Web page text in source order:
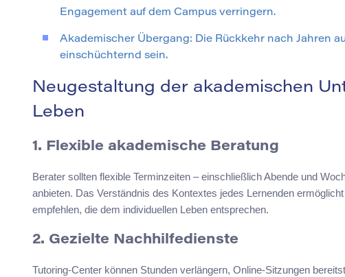
Engagement auf dem Campus verringern.
Akademischer Übergang: Die Rückkehr nach Jahren
einschüchternd sein.
Neugestaltung der akademischen
Leben
1. Flexible akademische Beratung
Berater sollten flexible Terminzeiten – einschließlich Abende und
anbieten. Das Verständnis des Kontextes jedes Lernenden
empfehlen, die dem individuellen Leben entsprechen.
2. Gezielte Nachhilfedienste
Tutoring-Center können Stunden verlängern, Online-Sitzungen